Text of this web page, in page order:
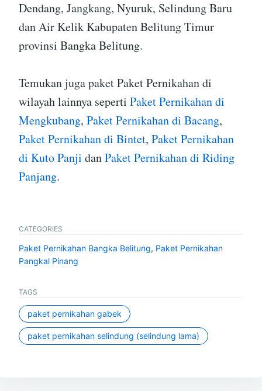
Dendang, Jangkang, Nyuruk, Selindung Baru
dan Air Kelik Kabupaten Belitung Timur
provinsi Bangka Belitung.
Temukan juga paket Paket Pernikahan di
wilayah lainnya seperti Paket Pernikahan di
Mengkubang, Paket Pernikahan di Bacang,
Paket Pernikahan di Bintet, Paket Pernikahan
di Kuto Panji danPaket Pernikahan di Riding
Panjang.
CATEGORIES
Paket Pernikahan Bangka Belitung, Paket Pernikahan
Pangkal Pinang
TAGS
paket pernikahan gabek
paket pernikahan selindung (selindung lama)